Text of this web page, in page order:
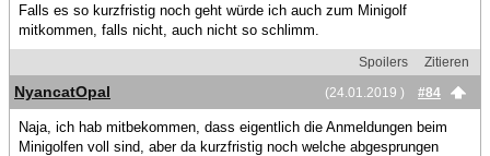
Falls es so kurzfristig noch geht würde ich auch zum Minigolf
mitkommen, falls nicht, auch nicht so schlimm.
Spoilers
Zitieren
(24.01.2019 )
#84
NyancatOpal
Naja, ich hab mitbekommen, dass eigentlich die Anmeldungen beim
Minigolfen voll sind, aber da kurzfristig noch welche abgesprungen